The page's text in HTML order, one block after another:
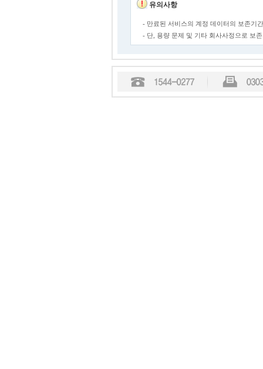
유의사항
- 만료된 서비스의 계정 데이터의 보존기
- 단, 용량 문제 및 기타 회사사정으로 보